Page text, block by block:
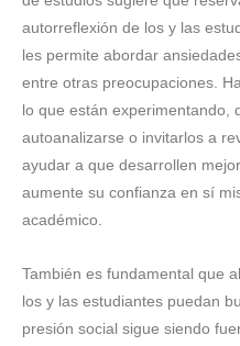
autorreflexión de los y las
les permite abordar
entre otras preocupaciones.
lo que están experimentando,
autoanalizarse o invitarlos a
ayudar a que desarrollen
aumente su confianza en sí
académico.
También es fundamental que
los y las estudiantes puedan
presión social sigue siendo